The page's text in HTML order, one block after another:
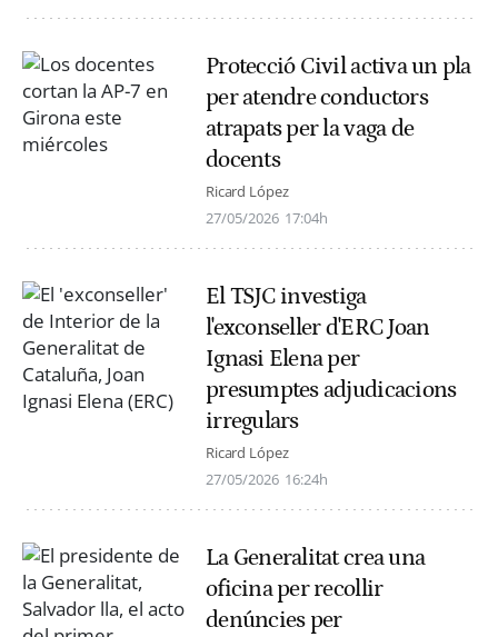
Protecció Civil activa un pla
per atendre conductors
atrapats per la vaga de
docents
Ricard López
27/05/2026 17:04h
El TSJC investiga
l'exconseller d'ERC Joan
Ignasi Elena per
presumptes adjudicacions
irregulars
Ricard López
27/05/2026 16:24h
La Generalitat crea una
oficina per recollir
denúncies per